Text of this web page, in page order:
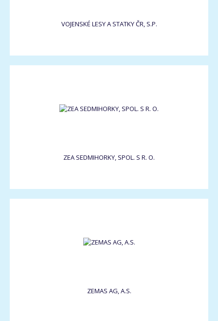
VOJENSKÉ LESY A STATKY ČR, S.P.
ZEA SEDMIHORKY, SPOL. S R. O.
ZEMAS AG, A.S.